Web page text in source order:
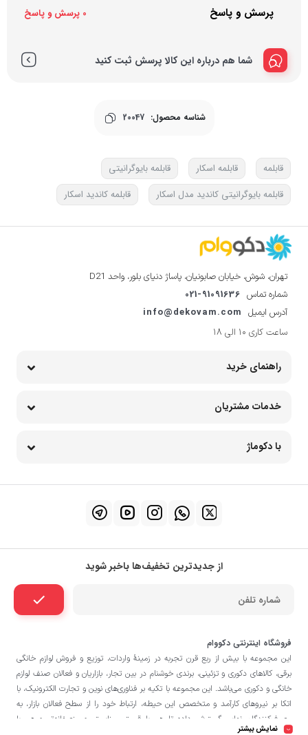
پرسش و پاسخ 0 پرسش و پاسخ
شما هم درباره این کالا پرسش ثبت کنید
شناسه محصول: 20047
قابلمه قابلمه اسکار
قابلمه بایوگرانیتی
قابلمه بایوگرانیتی کاندید مدل اسکار
قابلمه کاندید اسکار
تهران، شوش، خیابان صابونیان، پاساژ دنیای بلور، واحد D21
شماره تماس 021-91091636
آدرس ایمیل info@dekovam.com
ساعت کاری 10 الی 18
راهنمای خرید
خدمات مشتریان
با دکوماژ
از جدیدترین تخفیف‌ها باخبر شوید
فروشگاه اینترنتی دکووام
این مجموعه با بيش از ربع قرن تجربه در زمينۀ واردات، توزيع و فروش لوازم خانگی
برقی، کالاهای دکوری و تزئینی، برندی خوشنام در بين تجار، بازاريان و فعالان صنف لوازم
خانگی و دکوری می‌باشد. این مجموعه با تكيه بر فناوری‌های نوين و تجارت الكترونيک، با
اتکا بر نيروهای كارآمد و متخصص اين حيطه، ارتباط خود را از سطح فعالان بازار، به
مصرف‌كنندگان نهايی گسترش داده تا هم با قيمتی مناسبتر و منصفانه‌تر و هم با
نمایش بیشتر